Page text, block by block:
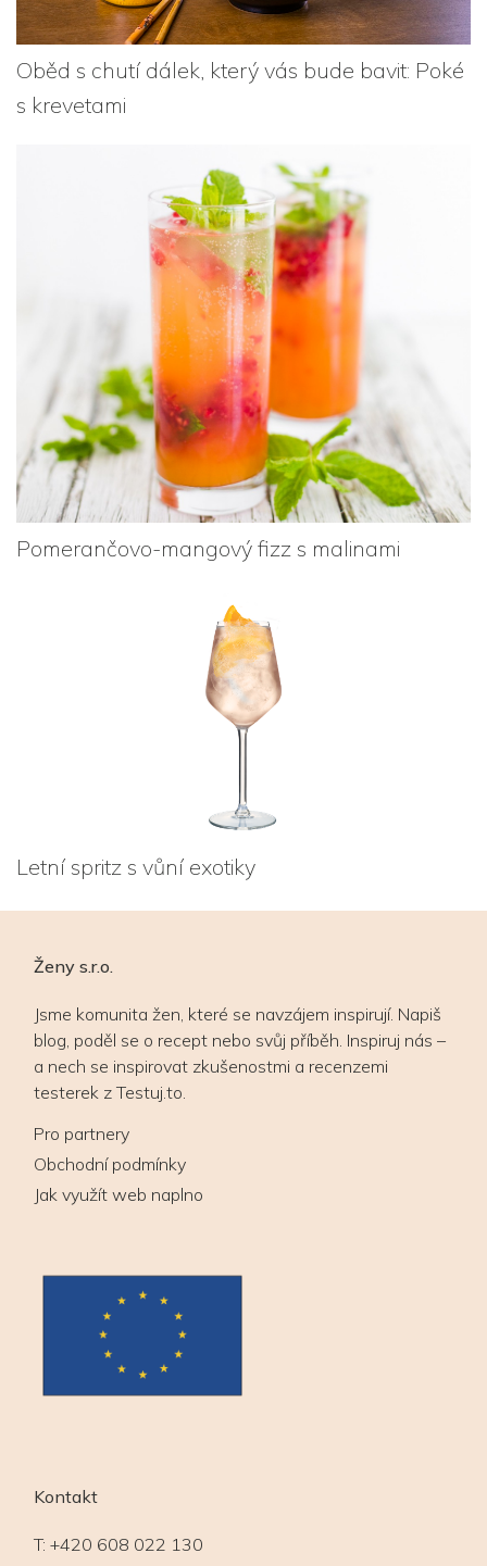
Oběd s chutí dálek, který vás bude bavit: Poké
s krevetami
Pomerančovo-mangový fizz s malinami
Letní spritz s vůní exotiky
Ženy s.r.o.
Jsme komunita žen, které se navzájem inspirují. Napiš
blog, poděl se o recept nebo svůj příběh. Inspiruj nás –
a nech se inspirovat zkušenostmi a recenzemi
testerek z Testuj.to.
Pro partnery
Obchodní podmínky
Jak využít web naplno
Kontakt
T: +420 608 022 130